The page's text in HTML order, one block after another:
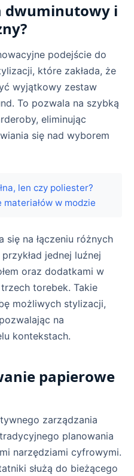
dwuminutowy i
podejście do
które zakłada, że
wyjątkowy zestaw
To pozwala na szybką
eliminując
się nad wyborem
len czy poliester?
w modzie
się na łączeniu różnych
jednej luźnej
oraz dodatkami w
torebek. Takie
możliwych stylizacji,
na
kontekstach.
papierowe
zarządzania
planowania
narzędziami cyfrowymi.
służą do bieżącego